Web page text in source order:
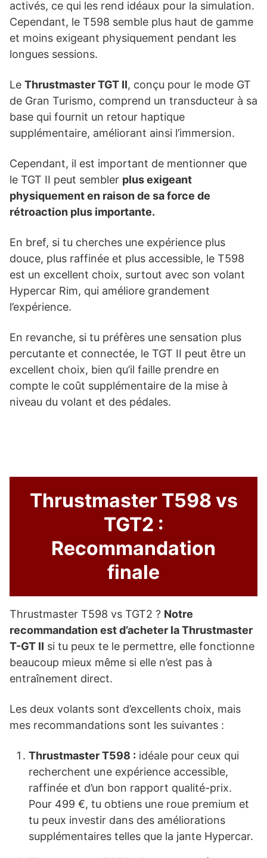
activés, ce qui les rend idéaux pour la simulation.
Cependant, le T598 semble plus haut de gamme
et moins exigeant physiquement pendant les
longues sessions.
Le Thrustmaster TGT II, conçu pour le mode GT
de Gran Turismo, comprend un transducteur à sa
base qui fournit un retour haptique
supplémentaire, améliorant ainsi l’immersion.
Cependant, il est important de mentionner que
le TGT II peut sembler plus exigeant
physiquement en raison de sa force de
rétroaction plus importante.
En bref, si tu cherches une expérience plus
douce, plus raffinée et plus accessible, le T598
est un excellent choix, surtout avec son volant
Hypercar Rim, qui améliore grandement
l’expérience.
En revanche, si tu préfères une sensation plus
percutante et connectée, le TGT II peut être un
excellent choix, bien qu’il faille prendre en
compte le coût supplémentaire de la mise à
niveau du volant et des pédales.
Thrustmaster T598 vs
TGT2 :
Recommandation
finale
Thrustmaster T598 vs TGT2 ? Notre
recommandation est d’acheter la Thrustmaster
T-GT II si tu peux te le permettre, elle fonctionne
beaucoup mieux même si elle n’est pas à
entraînement direct.
Les deux volants sont d’excellents choix, mais
mes recommandations sont les suivantes :
Thrustmaster T598 : idéale pour ceux qui
recherchent une expérience accessible,
raffinée et d’un bon rapport qualité-prix.
Pour 499 €, tu obtiens une roue premium et
tu peux investir dans des améliorations
supplémentaires telles que la jante Hypercar.